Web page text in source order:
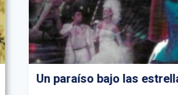
Un paraíso bajo las